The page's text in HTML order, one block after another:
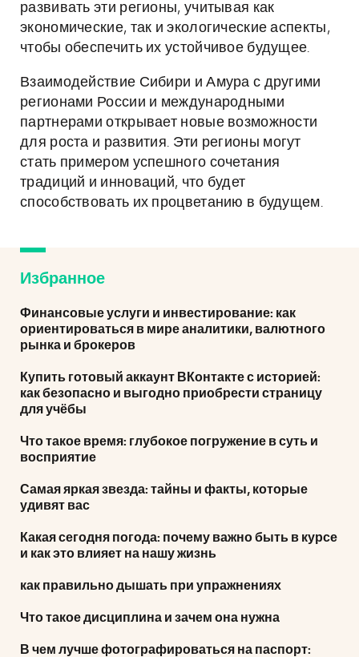
развивать эти регионы, учитывая как
экономические, так и экологические аспекты,
чтобы обеспечить их устойчивое будущее.
Взаимодействие Сибири и Амура с другими
регионами России и международными
партнерами открывает новые возможности
для роста и развития. Эти регионы могут
стать примером успешного сочетания
традиций и инноваций, что будет
способствовать их процветанию в будущем.
Избранное
Финансовые услуги и инвестирование: как
ориентироваться в мире аналитики, валютного
рынка и брокеров
Купить готовый аккаунт ВКонтакте с историей:
как безопасно и выгодно приобрести страницу
для учёбы
Что такое время: глубокое погружение в суть и
восприятие
Самая яркая звезда: тайны и факты, которые
удивят вас
Какая сегодня погода: почему важно быть в курсе
и как это влияет на нашу жизнь
как правильно дышать при упражнениях
Что такое дисциплина и зачем она нужна
В чем лучше фотографироваться на паспорт: